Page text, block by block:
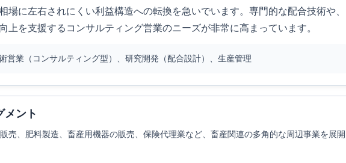
場に左右されにくい利益構造への転換を急いでいます。専門的な配合技術や、
上を支援するコンサルティング営業のニーズが非常に高まっています。
営業（コンサルティング型）、研究開発（配合設計）、生産管理
メント
売、肥料製造、畜産用機器の販売、保険代理業など、畜産関連の多角的な周辺事業を展開